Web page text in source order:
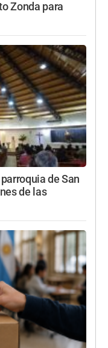
Zonda para
de San
de las